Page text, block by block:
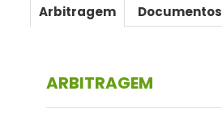
Arbitragem Documentos
ARBITRAGEM